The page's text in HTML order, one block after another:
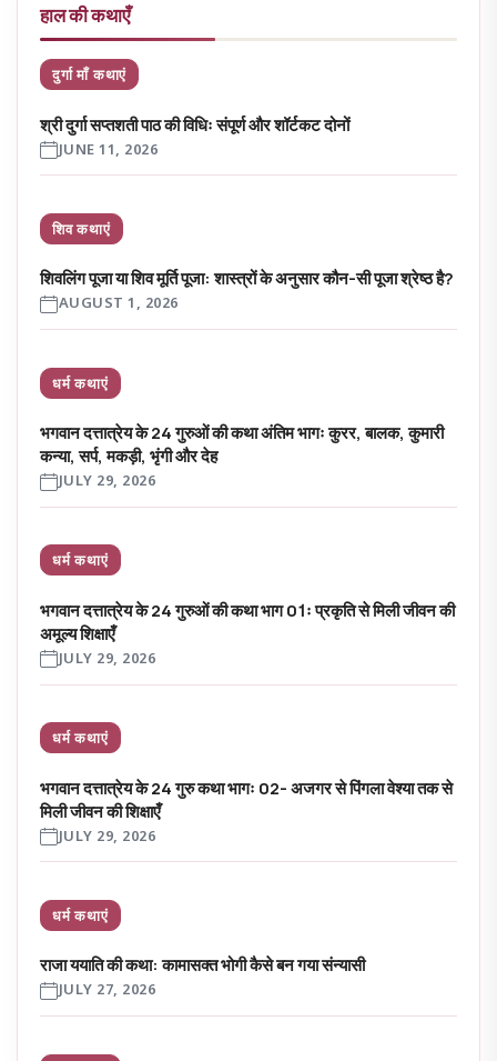
हाल की कथाएँ
दुर्गा माँ कथाएं
श्री दुर्गा सप्तशती पाठ की विधिः संपूर्ण और शॉर्टकट दोनों
JUNE 11, 2026
शिव कथाएं
शिवलिंग पूजा या शिव मूर्ति पूजा: शास्त्रों के अनुसार कौन-सी पूजा श्रेष्ठ है?
AUGUST 1, 2026
धर्म कथाएं
भगवान दत्तात्रेय के 24 गुरुओं की कथा अंतिम भागः कुरर, बालक, कुमारी
कन्या, सर्प, मकड़ी, भृंगी और देह
JULY 29, 2026
धर्म कथाएं
भगवान दत्तात्रेय के 24 गुरुओं की कथा भाग 01ः प्रकृति से मिली जीवन की
अमूल्य शिक्षाएँ
JULY 29, 2026
धर्म कथाएं
भगवान दत्तात्रेय के 24 गुरु कथा भागः 02- अजगर से पिंगला वेश्या तक से
मिली जीवन की शिक्षाएँ
JULY 29, 2026
धर्म कथाएं
राजा ययाति की कथा: कामासक्त भोगी कैसे बन गया संन्यासी
JULY 27, 2026